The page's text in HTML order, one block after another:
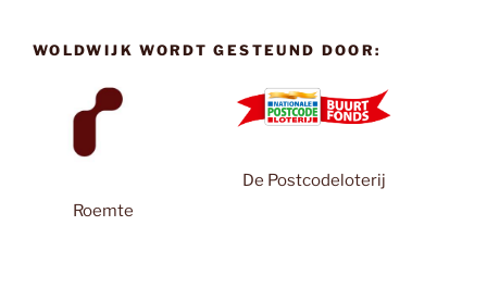
WOLDWIJK WORDT GESTEUND DOOR:
Roemte
De Postcodeloterij